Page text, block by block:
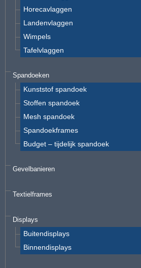
Horecavlaggen
Landenvlaggen
Wimpels
Tafelvlaggen
Spandoeken
Kunststof spandoek
Stoffen spandoek
Mesh spandoek
Spandoekframes
Budget – tijdelijk spandoek
Gevelbanieren
Textielframes
Displays
Buitendisplays
Binnendisplays